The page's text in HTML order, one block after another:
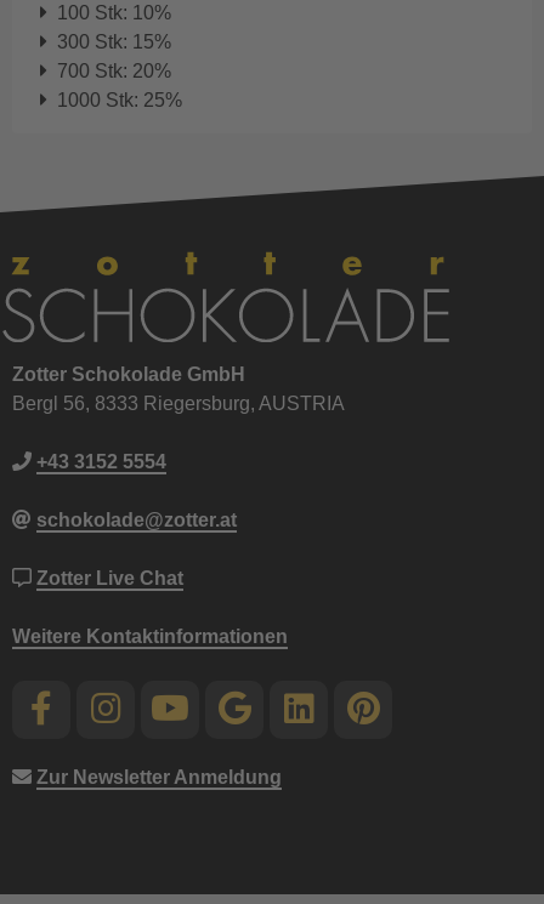
100 Stk: 10%
300 Stk: 15%
700 Stk: 20%
1000 Stk: 25%
Zotter Schokolade GmbH
Bergl 56, 8333 Riegersburg, AUSTRIA
+43 3152 5554
schokolade@zotter.at
Zotter Live Chat
Weitere Kontaktinformationen
Zur Newsletter Anmeldung